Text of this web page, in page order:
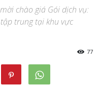
chào giá Gói dịch vụ:
trung tại khu vực
77